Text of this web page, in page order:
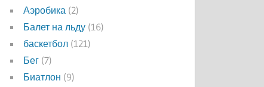
Аэробика (2)
Балет на льду (16)
баскетбол (121)
Бег (7)
Биатлон (9)